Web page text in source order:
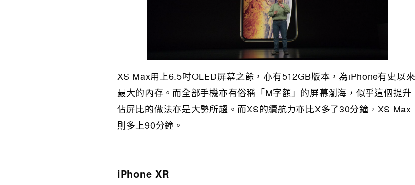
XS Max用上6.5吋OLED屏幕之餘，亦有512GB版本，為iPhone有史以來
最大的內存。而全部手機亦有俗稱「M字額」的屏幕瀏海，似乎這個提升
佔屏比的做法亦是大勢所趨。而XS的續航力亦比X多了30分鐘，XS Max
則多上90分鐘。
iPhone XR